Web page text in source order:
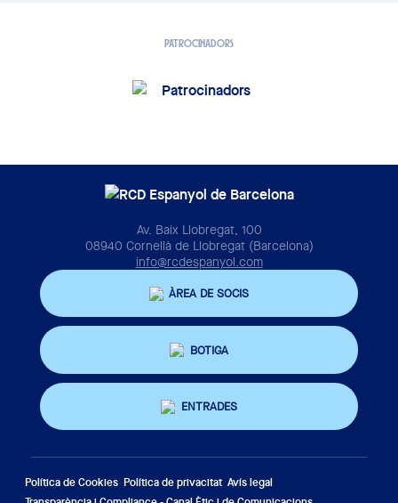
PATROCINADORS
Av. Baix Llobregat, 100
08940 Cornellà de Llobregat (Barcelona)
info@rcdespanyol.com
ÀREA DE SOCIS
BOTIGA
ENTRADES
Política de Cookies Política de privacitat Avís legal